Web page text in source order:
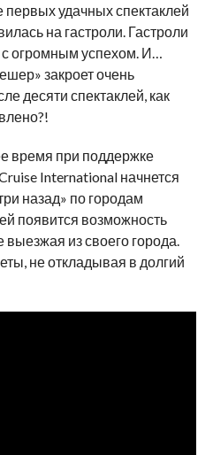
первых удачных спектаклей
на гастроли. Гастроли
огромным успехом. И…
закроет очень
десяти спектаклей, как
время при поддержке
International начнется
назад» по городам
появится возможность
выезжая из своего города.
не откладывая в долгий